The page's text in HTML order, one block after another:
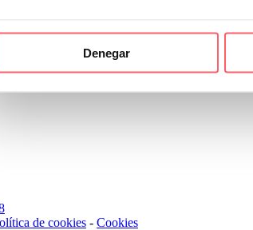
Denegar
de cookies - Cookies